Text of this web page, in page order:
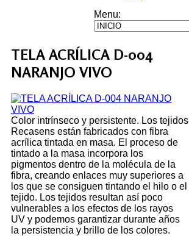
Menu:
TELA ACRÍLICA D-004
NARANJO VIVO
Color intrínseco y persistente. Los tejidos
Recasens están fabricados con fibra
acrílica tintada en masa. El proceso de
tintado a la masa incorpora los
pigmentos dentro de la molécula de la
fibra, creando enlaces muy superiores a
los que se consiguen tintando el hilo o el
tejido. Los tejidos resultan así poco
vulnerables a los efectos de los rayos
UV y podemos garantizar durante años
la persistencia y brillo de los colores.